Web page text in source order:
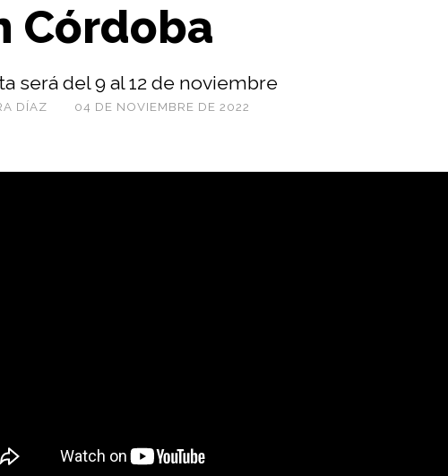
Córdoba
será del 9 al 12 de noviembre
04 DE NOVIEMBRE DE 2022
DÍAZ